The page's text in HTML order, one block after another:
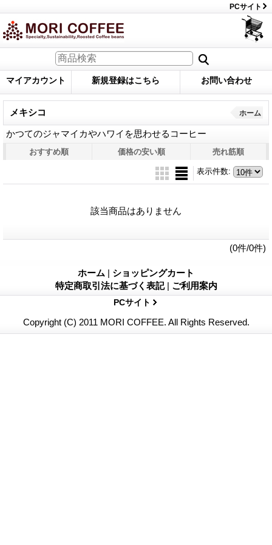
PCサイト
マイアカウント 新規登録はこちら お問い合わせ
メキシコ
かつてのジャマイカやハワイを思わせるコーヒー
ホーム
おすすめ順 価格の安い順 売れ筋順
表示件数:
該当商品はありません
(0件/0件)
ホーム | ショッピングカート
特定商取引法に基づく表記 | ご利用案内
PCサイト
Copyright (C) 2011 MORI COFFEE. All Rights Reserved.